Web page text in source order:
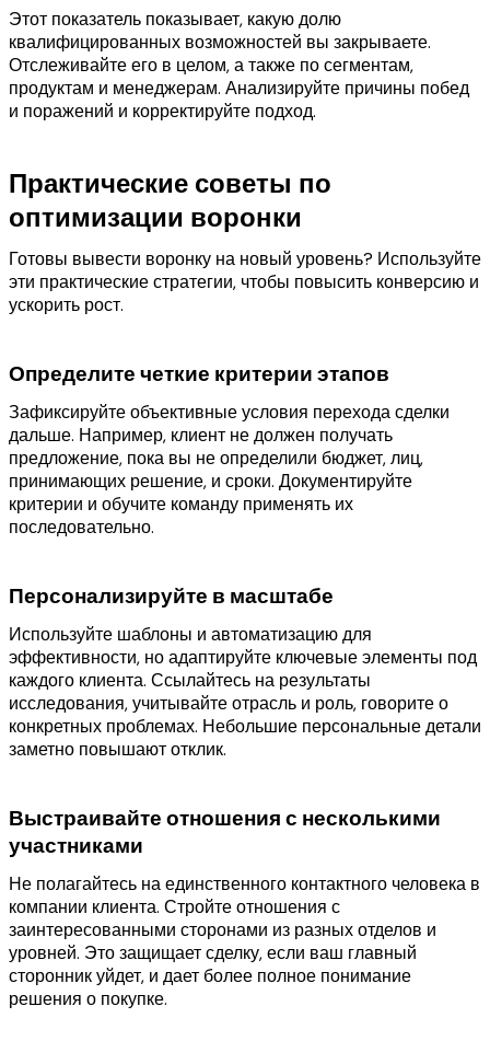
Этот показатель показывает, какую долю
квалифицированных возможностей вы закрываете.
Отслеживайте его в целом, а также по сегментам,
продуктам и менеджерам. Анализируйте причины побед
и поражений и корректируйте подход.
Практические советы по
оптимизации воронки
Готовы вывести воронку на новый уровень? Используйте
эти практические стратегии, чтобы повысить конверсию и
ускорить рост.
Определите четкие критерии этапов
Зафиксируйте объективные условия перехода сделки
дальше. Например, клиент не должен получать
предложение, пока вы не определили бюджет, лиц,
принимающих решение, и сроки. Документируйте
критерии и обучите команду применять их
последовательно.
Персонализируйте в масштабе
Используйте шаблоны и автоматизацию для
эффективности, но адаптируйте ключевые элементы под
каждого клиента. Ссылайтесь на результаты
исследования, учитывайте отрасль и роль, говорите о
конкретных проблемах. Небольшие персональные детали
заметно повышают отклик.
Выстраивайте отношения с несколькими
участниками
Не полагайтесь на единственного контактного человека в
компании клиента. Стройте отношения с
заинтересованными сторонами из разных отделов и
уровней. Это защищает сделку, если ваш главный
сторонник уйдет, и дает более полное понимание
решения о покупке.